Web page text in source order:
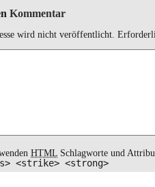
Kommentar
wird nicht veröffentlicht.
HTML Schlagworte und
<strike> <strong>